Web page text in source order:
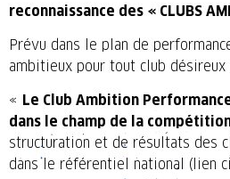
reconnaissance des « CLUBS
Prévu dans le plan de
ambitieux pour tout club désireux
« Le Club Ambition
dans le champ de la
structuration et de résultats des
dans le référentiel national (lien